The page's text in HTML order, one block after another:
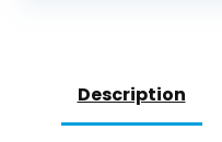
Description